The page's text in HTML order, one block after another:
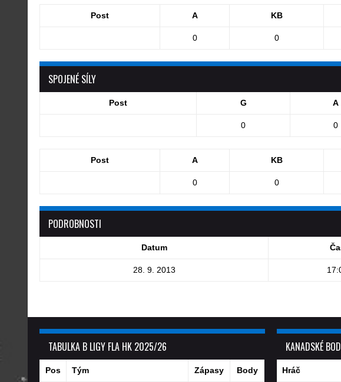
Post A KB
0 0
SPOJENÉ SÍLY
Post G A
0 0
Post A KB
0 0
PODROBNOSTI
Datum
28. 9. 2013
TABULKA B LIGY FLA HK 2025/26
Pos Tým Zápasy Body
KANADSKÉ
Hráč